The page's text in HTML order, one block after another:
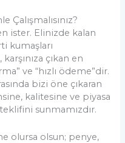
ister. Elinizde kalan
kumaşları
çıkan en
ve “hızlı ödeme”dir.
bizi öne çıkaran
kalitesine ve piyasa
sunmamızdır.
olursa olsun; penye,